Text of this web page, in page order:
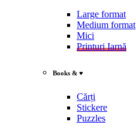
Large format
Medium format
Mici
Printuri Iarnă
Books & ♥
Cărți
Stickere
Puzzles